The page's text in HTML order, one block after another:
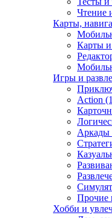
Чтение
Карты,
Карты
Игры и
Action
Аркады
Прочие
Хобби и